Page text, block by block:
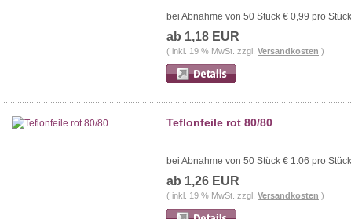
bei Abnahme von 50 Stück € 0,99 pro Stück
ab 1,18 EUR
( inkl. 19 % MwSt. zzgl. Versandkosten )
Teflonfeile rot 80/80
bei Abnahme von 50 Stück € 1.06 pro Stück
ab 1,26 EUR
( inkl. 19 % MwSt. zzgl. Versandkosten )